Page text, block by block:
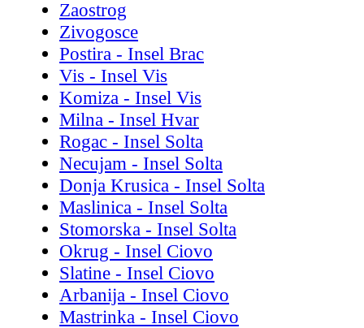
Zaostrog
Zivogosce
Postira - Insel Brac
Vis - Insel Vis
Komiza - Insel Vis
Milna - Insel Hvar
Rogac - Insel Solta
Necujam - Insel Solta
Donja Krusica - Insel Solta
Maslinica - Insel Solta
Stomorska - Insel Solta
Okrug - Insel Ciovo
Slatine - Insel Ciovo
Arbanija - Insel Ciovo
Mastrinka - Insel Ciovo